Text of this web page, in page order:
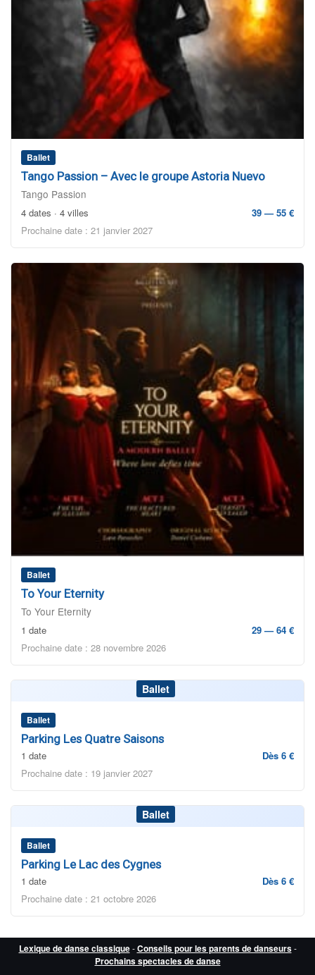
Ballet
Tango Passion – Avec le groupe Astoria Nuevo
Tango Passion
4 dates · 4 villes
39 — 55 €
Prochaine date : 21 janvier 2027
Ballet
To Your Eternity
To Your Eternity
1 date
29 — 64 €
Prochaine date : 28 novembre 2026
Ballet
Ballet
Parking Les Quatre Saisons
1 date
Dès 6 €
Prochaine date : 19 janvier 2027
Ballet
Ballet
Parking Le Lac des Cygnes
1 date
Dès 6 €
Prochaine date : 21 octobre 2026
Lexique de danse classique-Conseils pour les parents de danseurs-
Prochains spectacles de danse